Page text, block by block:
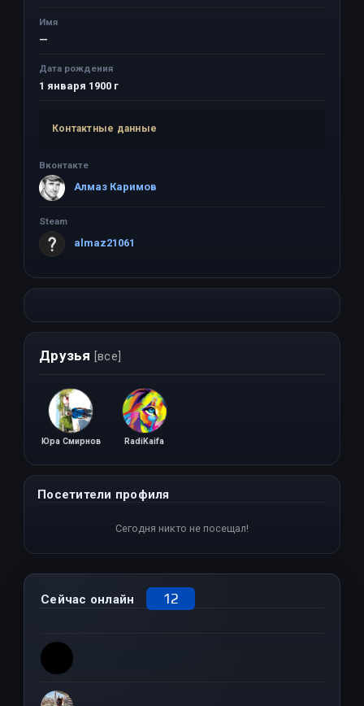
Имя
—
Дата рождения
1 января 1900 г
Контактные данные
Вконтакте
Алмаз Каримов
Steam
almaz21061
Друзья [все]
Юра Смирнов RadiKaifa
Посетители профиля
Сегодня никто не посещал!
Сейчас онлайн 12